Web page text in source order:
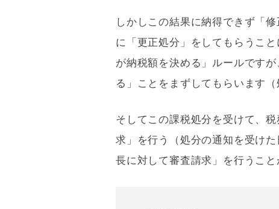
しかしこの結果に納得できず「
に「更正処分」をしてもらうこ
が納税額を決める」ルールです
る」ことをまずしてもらいます（
そしてこの課税処分を受けて、
求」を行う（処分の通知を受け
長に対して審査請求」を行うこと